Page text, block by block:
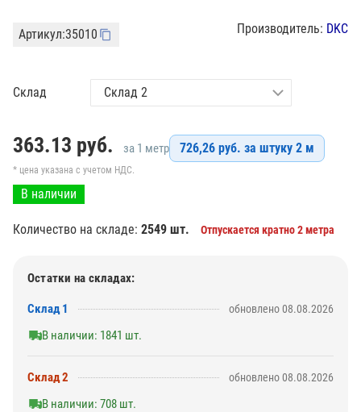
Артикул:35010 Производитель: DKC
Склад
363.13 руб. за 1 метр 726,26 руб. за штуку 2 м
* цена указана с учетом НДС.
В наличии
Количество на складе: 2549 шт. Отпускается кратно 2 метра
Остатки на складах:
Склад 1 обновлено 08.08.2026
В наличии: 1841 шт.
Склад 2 обновлено 08.08.2026
В наличии: 708 шт.